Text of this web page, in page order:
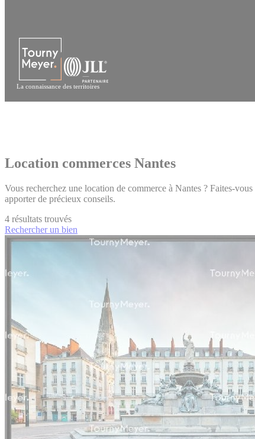
La connaissance des territoires
Location commerces Nantes
Vous recherchez une location de commerce à Nantes ? Faites-
apporter de précieux conseils.
4 résultats trouvés
Rechercher un bien